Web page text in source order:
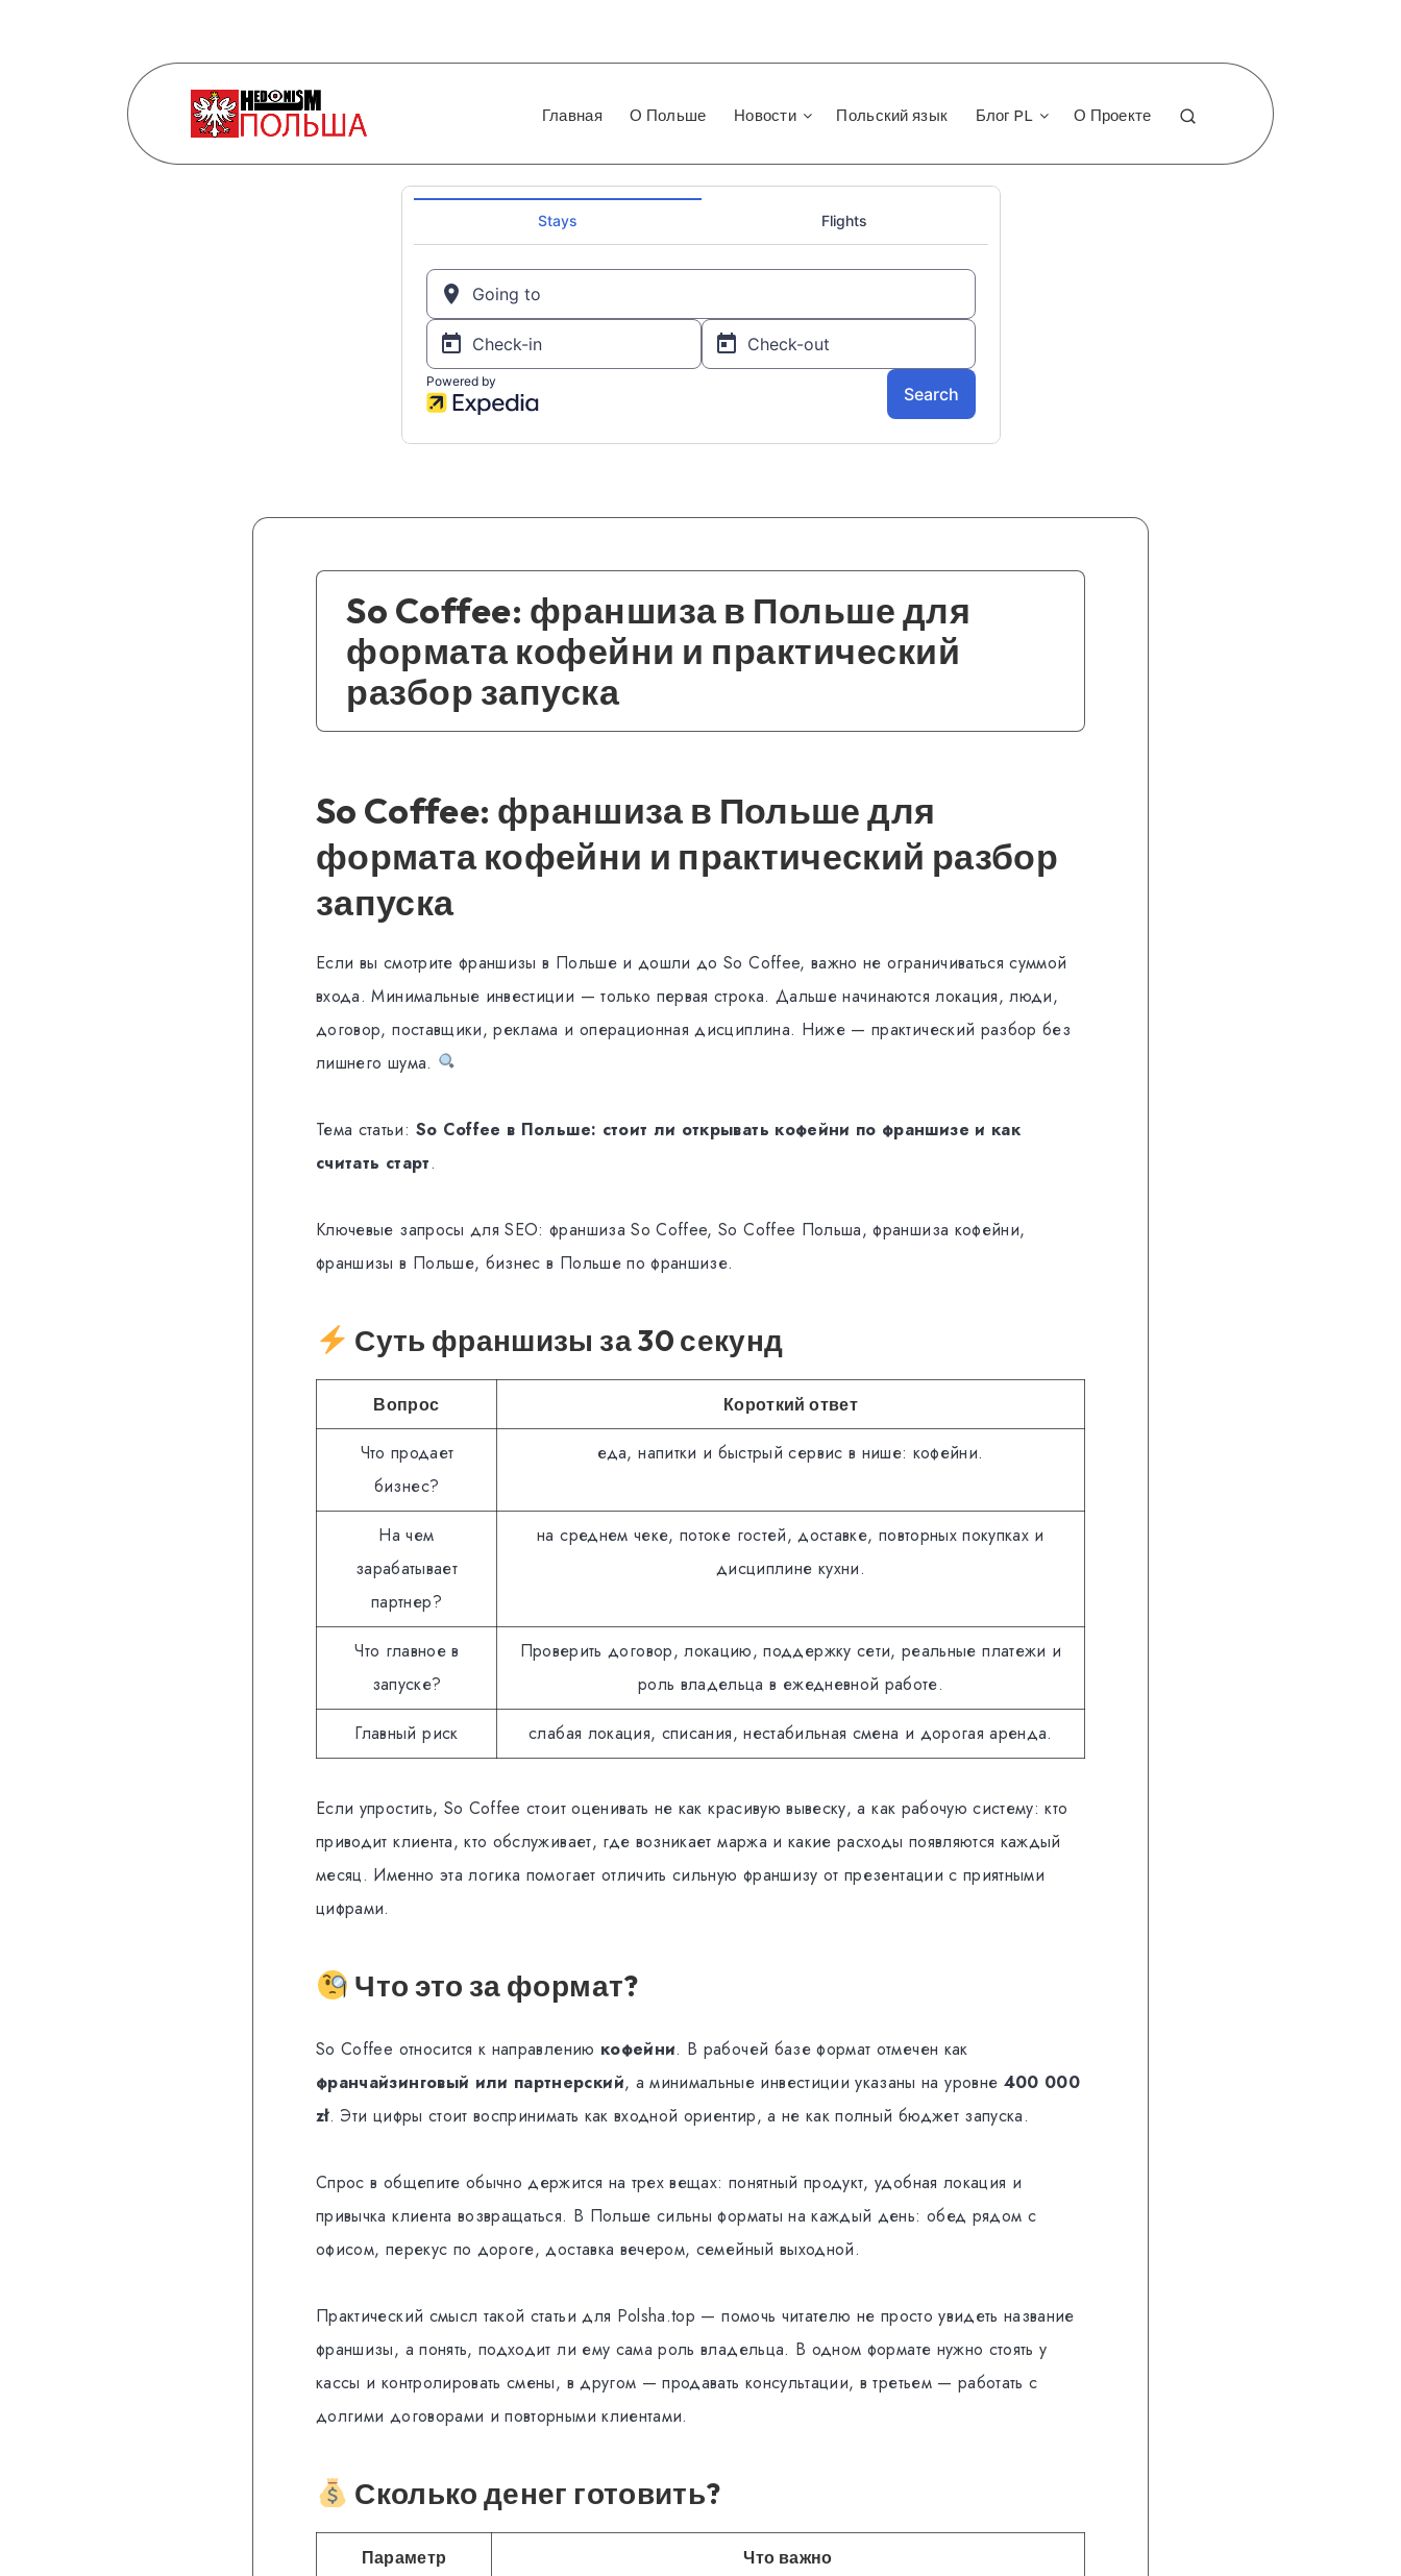
Главная О Польше Новости Польский язык Блог PL О Проекте
So Coffee: франшиза в Польше для
формата кофейни и практический
разбор запуска
So Coffee: франшиза в Польше для
формата кофейни и практический разбор
запуска
Если вы смотрите франшизы в Польше и дошли до So Coffee, важно не ограничиваться суммой
входа. Минимальные инвестиции — только первая строка. Дальше начинаются локация, люди,
договор, поставщики, реклама и операционная дисциплина. Ниже — практический разбор без
лишнего шума.
Тема статьи: So Coffee в Польше: стоит ли открывать кофейни по франшизе и как
считать старт.
Ключевые запросы для SEO: франшиза So Coffee, So Coffee Польша, франшиза кофейни,
франшизы в Польше, бизнес в Польше по франшизе.
Суть франшизы за 30 секунд
Вопрос Короткий ответ
Что продает
бизнес?
еда, напитки и быстрый сервис в нише: кофейни.
На чем
зарабатывает
партнер?
на среднем чеке, потоке гостей, доставке, повторных покупках и
дисциплине кухни.
Что главное в
запуске?
Проверить договор, локацию, поддержку сети, реальные платежи и
роль владельца в ежедневной работе.
Главный риск слабая локация, списания, нестабильная смена и дорогая аренда.
Если упростить, So Coffee стоит оценивать не как красивую вывеску, а как рабочую систему: кто
приводит клиента, кто обслуживает, где возникает маржа и какие расходы появляются каждый
месяц. Именно эта логика помогает отличить сильную франшизу от презентации с приятными
цифрами.
Что это за формат?
So Coffee относится к направлению кофейни. В рабочей базе формат отмечен как
франчайзинговый или партнерский, а минимальные инвестиции указаны на уровне 400 000
zł. Эти цифры стоит воспринимать как входной ориентир, а не как полный бюджет запуска.
Спрос в общепите обычно держится на трех вещах: понятный продукт, удобная локация и
привычка клиента возвращаться. В Польше сильны форматы на каждый день: обед рядом с
офисом, перекус по дороге, доставка вечером, семейный выходной.
Практический смысл такой статьи для Polsha.top — помочь читателю не просто увидеть название
франшизы, а понять, подходит ли ему сама роль владельца. В одном формате нужно стоять у
кассы и контролировать смены, в другом — продавать консультации, в третьем — работать с
долгими договорами и повторными клиентами.
Сколько денег готовить?
Параметр Что важно